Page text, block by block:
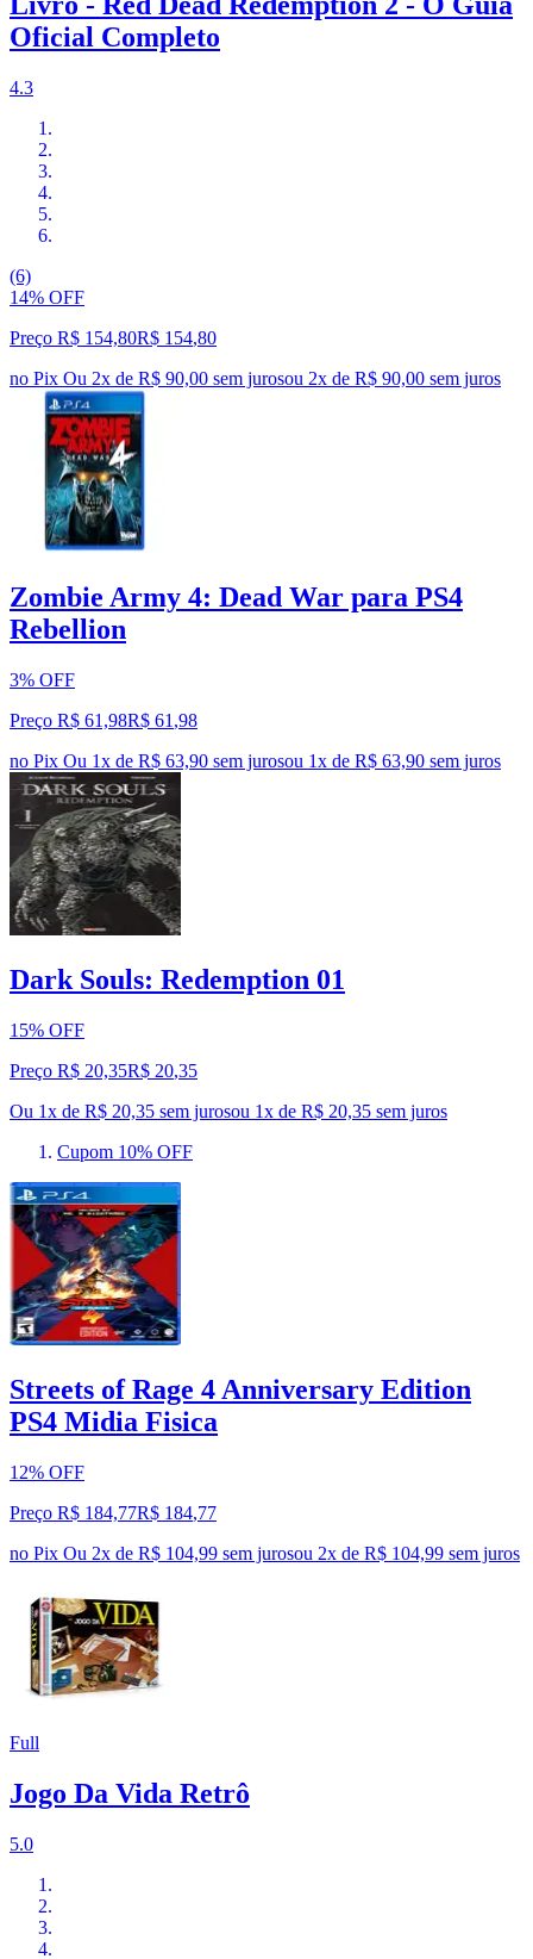
Oficial Completo
4.3
(6)
14% OFF
Preço R$ 154,80R$ 154,80
no Pix Ou 2x de R$ 90,00 sem jurosou 2x de R$ 90,00 sem juros
Zombie Army 4: Dead War para PS4
Rebellion
3% OFF
Preço R$ 61,98R$ 61 ,98
no Pix Ou 1x de R$ 63,90 sem jurosou 1x de R$ 63,90 sem juros
Dark Souls: Redemption 01
15% OFF
Preço R$ 20,35R$ 20,35
Ou 1x de R$ 20,35 sem jurosou 1x de R$ 20,35 sem juros
Cupom 10% OFF
Streets of Rage 4 Anniversary Edition
PS4 Midia Fisica
12% OFF
Preço R$ 184,77R$ 184,77
no Pix Ou 2x de R$ 104,99 sem jurosou 2x de R$ 104,99 sem juros
Full
Jogo Da Vida Retrô
5.0